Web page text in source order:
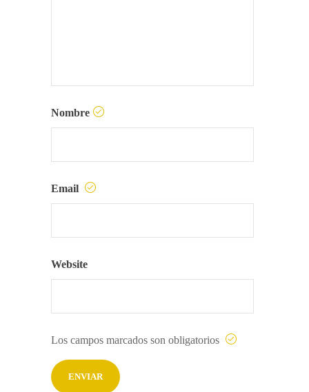
Nombre
Email
Website
Los campos marcados son obligatorios